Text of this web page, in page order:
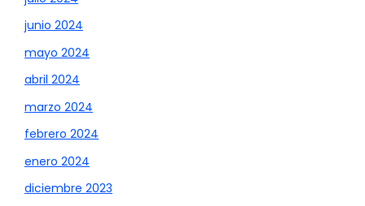
junio 2024
mayo 2024
abril 2024
marzo 2024
febrero 2024
enero 2024
diciembre 2023